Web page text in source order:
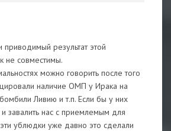
результат этой
не совместимы.
можно говорить после того
наличие ОМП у Ирака на
Ливию и т.п. Если бы у них
завалить нас с приемлемым для
ублюдки уже давно это сделали